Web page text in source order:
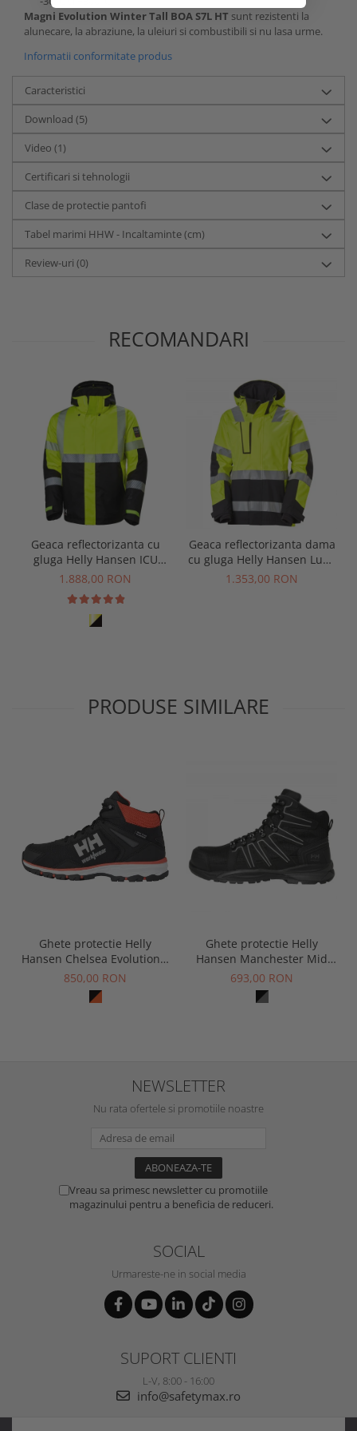
Magni Evolution Winter Tall BOA S7L HT sunt rezistenti la
alunecare, la abraziune, la uleiuri si combustibili si nu lasa urme.
Informatii conformitate produs
Caracteristici
Download (5)
Video (1)
Certificari si tehnologii
Clase de protectie pantofi
Tabel marimi HHW - Incaltaminte (cm)
Review-uri (0)
RECOMANDARI
Geaca reflectorizanta cu
gluga Helly Hansen ICU
Winter Jacket CL3
1.888,00 RON
Geaca reflectorizanta dama
cu gluga Helly Hansen Luna
Winter CL2, galben/negru, L
1.353,00 RON
PRODUSE SIMILARE
Ghete protectie Helly
Hansen Chelsea Evolution 2
Mid HT Soft Toe, O2, HRO,
SRC, ESD
850,00 RON
Ghete protectie Helly
Hansen Manchester Mid
S3S
693,00 RON
NEWSLETTER
Nu rata ofertele si promotiile noastre
Vreau sa primesc newsletter cu promotiile
magazinului pentru a beneficia de reduceri.
SOCIAL
Urmareste-ne in social media
SUPORT CLIENTI
L-V, 8:00 - 16:00
info@safetymax.ro